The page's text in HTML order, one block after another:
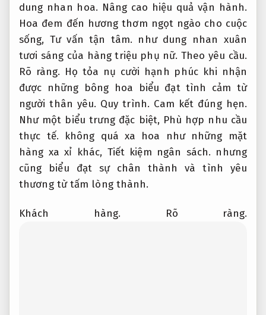
dung nhan hoa. Nâng cao hiệu quả vận hành.
Hoa đem đến hương thơm ngọt ngào cho cuộc
sống, Tư vấn tận tâm. như dung nhan xuân
tươi sáng của hàng triệu phụ nữ. Theo yêu cầu.
Rõ ràng. Họ tỏa nụ cười hạnh phúc khi nhận
được những bông hoa biểu đạt tình cảm từ
người thân yêu. Quy trình. Cam kết đúng hẹn.
Như một biểu trưng đặc biệt, Phù hợp nhu cầu
thực tế. không quá xa hoa như những mặt
hàng xa xỉ khác, Tiết kiệm ngân sách. nhưng
cũng biểu đạt sự chân thành và tình yêu
thương từ tấm lòng thành.
Khách hàng. Rõ ràng.